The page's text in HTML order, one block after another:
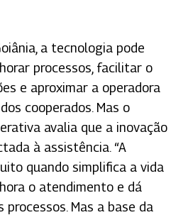
a tecnologia pode
processos, facilitar o
e aproximar a operadora
cooperados. Mas o
avalia que a inovação
à assistência. “A
quando simplifica a vida
o atendimento e dá
processos. Mas a base da